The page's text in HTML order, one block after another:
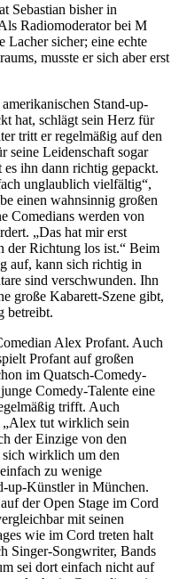
Sebastian bisher in
Radiomoderator bei M
Lacher sicher; eine echte
musste er sich aber erst
Stand-up-
hat, schlägt sein Herz für
tritt er regelmäßig auf den
seine Leidenschaft sogar
ihn dann richtig gepackt.
unglaublich vielfältig“,
einen wahnsinnig großen
Comedians werden von
„Das hat mir erst
der Richtung los ist.“ Beim
auf, kann sich richtig in
sind verschwunden. Ihn
große Kabarett-Szene gibt,
betreibt.
Alex Profant. Auch
Profant auf großen
im Quatsch-Comedy-
Comedy-Talente eine
trifft. Auch
„Alex tut wirklich sein
der Einzige von den
sich wirklich um den
zu wenige
up-Künstler in München.
der Open Stage im Cord
mit seinen
wie im Cord treten halt
Singer-Songwriter, Bands
sei dort einfach nicht auf